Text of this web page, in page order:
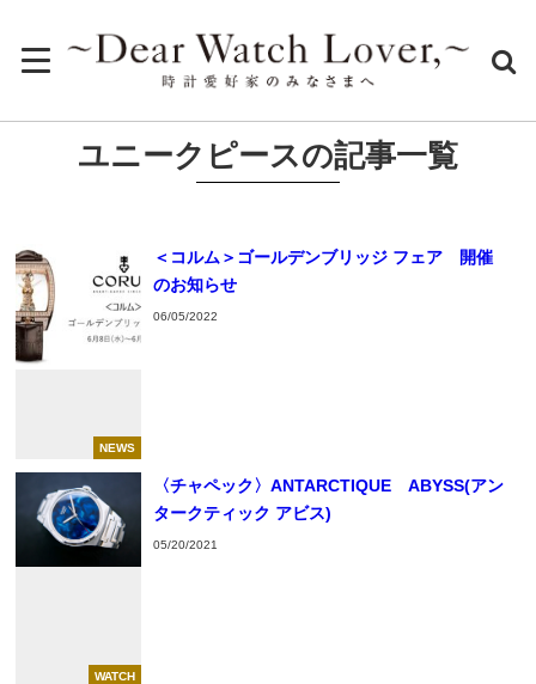
ユニークピースの記事一覧
NEWS
＜コルム＞ゴールデンブリッジ フェア 開催
のお知らせ
06/05/2022
WATCH
〈チャペック〉ANTARCTIQUE ABYSS(アン
タークティック アビス)
05/20/2021